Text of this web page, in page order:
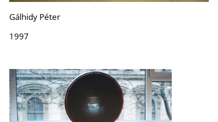
Gálhidy Péter
1997